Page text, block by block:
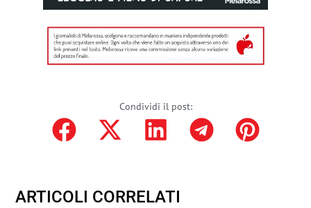
Condividi il post:
ARTICOLI CORRELATI